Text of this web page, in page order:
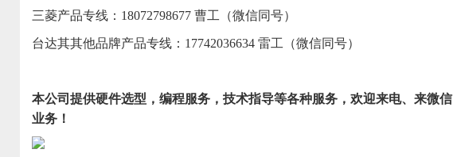
三菱产品专线：18072798677 曹工 （微信同号）
台达其其他品牌产品专线：17742036634 雷工 （微信同号）
本公司提供硬件选型，编程服务，技术指导等各种服务，欢迎来电、来微
业务！